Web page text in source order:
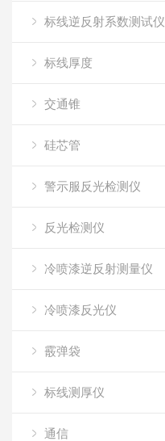
标线逆反射系数测试仪
标线厚度
交通锥
硅芯管
警示服反光检测仪
反光检测仪
冷喷漆逆反射测量仪
冷喷漆反光仪
霰弹袋
标线测厚仪
通信